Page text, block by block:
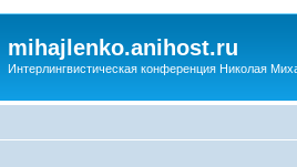
mihajlenko.anihost.ru
Интерлингвистическая конференция Николая